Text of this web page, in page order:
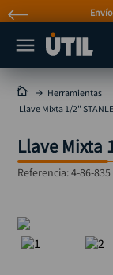
Herramientas
Llave Mixta 1/2"
Llave Mixta
Referencia:4-86-835
MÁS
taladro
taladros
compresor
sierra circular
hidrolavadora